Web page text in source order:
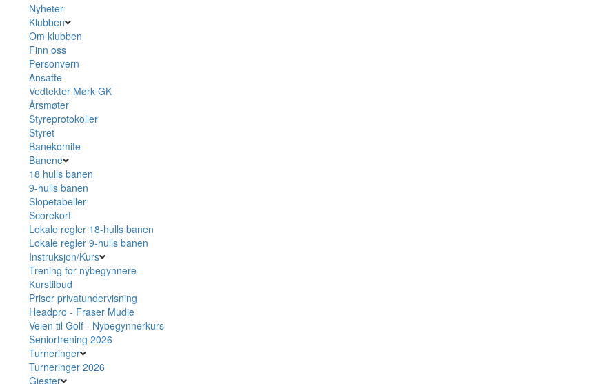
Nyheter
Klubben
Om klubben
Finn oss
Personvern
Ansatte
Vedtekter Mørk GK
Årsmøter
Styreprotokoller
Styret
Banekomite
Banene
18 hulls banen
9-hulls banen
Slopetabeller
Scorekort
Lokale regler 18-hulls banen
Lokale regler 9-hulls banen
Instruksjon/Kurs
Trening for nybegynnere
Kurstilbud
Priser privatundervisning
Headpro - Fraser Mudie
Veien til Golf - Nybegynnerkurs
Seniortrening 2026
Turneringer
Turneringer 2026
Gjester